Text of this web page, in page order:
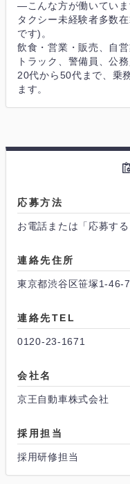
―こんな方が働いてい
タクシー未経験者多数
です)。
飲食・営業・販売、自
トラック、警備員、公
20代から50代まで、乗
ます。
応募方法
お電話または「応募す
連絡先住所
東京都渋谷区笹塚1-46-7
連絡先TEL
0120-23-1671
会社名
京王自動車株式会社
採用担当
採用研修担当